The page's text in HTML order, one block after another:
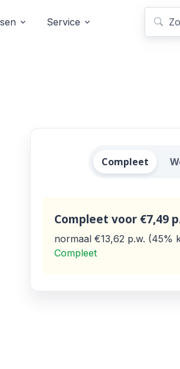
Service
Alle Compleet
Compleet voor €7,49
normaal €13,62 p.w.
45%
Compleet